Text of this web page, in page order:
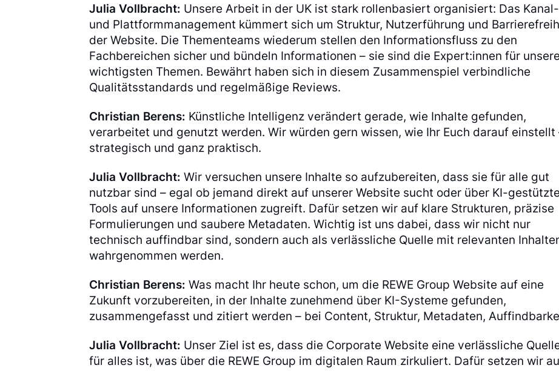
Julia Vollbracht: Unsere Arbeit in der UK ist stark rollenbasiert organisiert: Das Kanal-
und Plattformmanagement kümmert sich um Struktur, Nutzerführung und
der Website. Die Thementeams wiederum stellen den Informationsfluss zu den
Fachbereichen sicher und bündeln Informationen – sie sind die Expert:innen für unsere
wichtigsten Themen. Bewährt haben sich in diesem Zusammenspiel verbindliche
Qualitätsstandards und regelmäßige Reviews.
Christian Berens: Künstliche Intelligenz verändert gerade, wie Inhalte gefunden,
verarbeitet und genutzt werden. Wir würden gern wissen, wie Ihr Euch darauf einstellt
strategisch und ganz praktisch.
Julia Vollbracht: Wir versuchen unsere Inhalte so aufzubereiten, dass sie für alle gut
nutzbar sind – egal ob jemand direkt auf unserer Website sucht oder über KI-gestützte
Tools auf unsere Informationen zugreift. Dafür setzen wir auf klare Strukturen, präzise
Formulierungen und saubere Metadaten. Wichtig ist uns dabei, dass wir nicht nur
technisch auffindbar sind, sondern auch als verlässliche Quelle mit relevanten
wahrgenommen werden.
Christian Berens: Was macht Ihr heute schon, um die REWE Group Website auf eine
Zukunft vorzubereiten, in der Inhalte zunehmend über KI-Systeme gefunden,
zusammengefasst und zitiert werden – bei Content, Struktur, Metadaten,
Julia Vollbracht: Unser Ziel ist es, dass die Corporate Website eine verlässliche
für alles ist, was über die REWE Group im digitalen Raum zirkuliert. Dafür setzen wir